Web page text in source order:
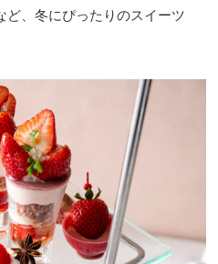
ど、冬にぴったりのスイーツ